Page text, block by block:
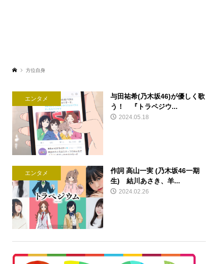
方位自身
エンタメ
与田祐希(乃木坂46)が優しく歌
う！ 『トラペジウ...
2024.05.18
エンタメ
作詞 高山一実 (乃木坂46一期
生) 結川あさき、羊...
2024.02.26